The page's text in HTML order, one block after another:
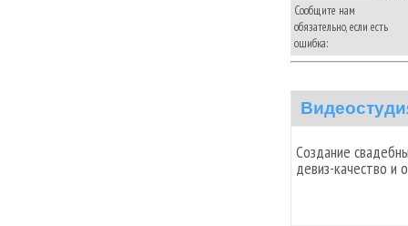
Сообщите нам
обязательно, если есть
ошибка:
Создание
девиз-качество и